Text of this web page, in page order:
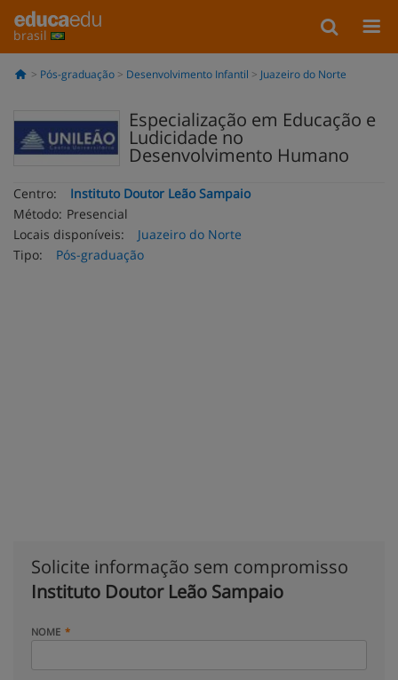
brasil
Pós-graduação Desenvolvimento Infantil Juazeiro do Norte
Especialização em Educação e
Ludicidade no
Desenvolvimento Humano
Centro:
Instituto Doutor Leão Sampaio
Método: Presencial
Locais disponíveis:
Juazeiro do Norte
Tipo:
Pós-graduação
Solicite informação sem compromisso
Instituto Doutor Leão Sampaio
NOME